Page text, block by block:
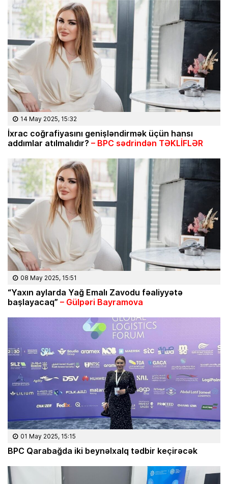
14 May 2025, 15:32
İxrac coğrafiyasını genişləndirmək üçün hansı
addımlar atılmalıdır? – BPC sədrindən TƏKLİFLƏR
08 May 2025, 15:51
“Yaxın aylarda Yağ Emalı Zavodu fəaliyyətə
başlayacaq” – Gülpəri Bayramova
01 May 2025, 15:15
BPC Qarabağda iki beynəlxalq tədbir keçirəcək